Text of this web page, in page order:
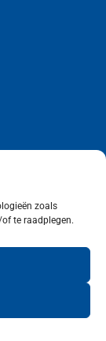
zoals
te raadplegen.